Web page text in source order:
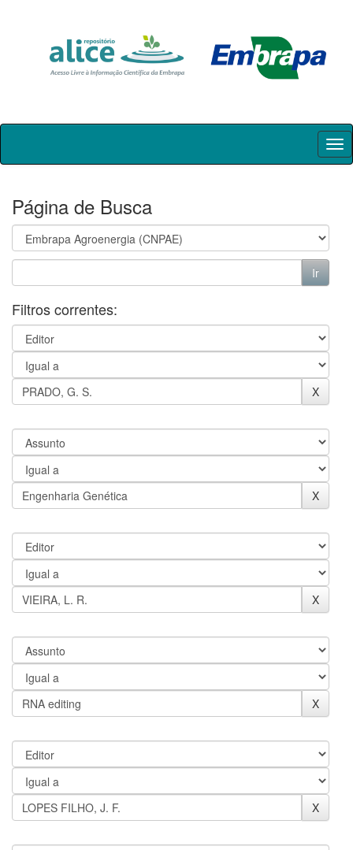
Skip
Página de Busca
Filtros correntes: